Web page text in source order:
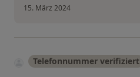
15. März 2024
Telefonnummer verifiziert